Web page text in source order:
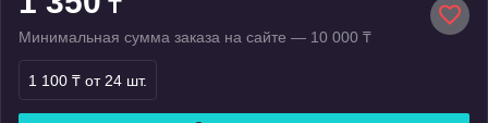
Минимальная сумма заказа на сайте — 10 000 ₸
1 100 ₸ от 24 шт.